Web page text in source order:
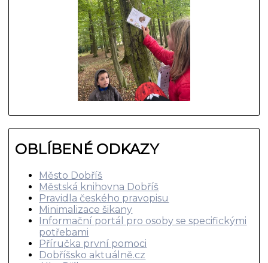
OBLÍBENÉ ODKAZY
Město Dobříš
Městská knihovna Dobříš
Pravidla českého pravopisu
Minimalizace šikany
Informační portál pro osoby se specifickými
potřebami
Příručka první pomoci
Dobříšsko aktuálně.cz